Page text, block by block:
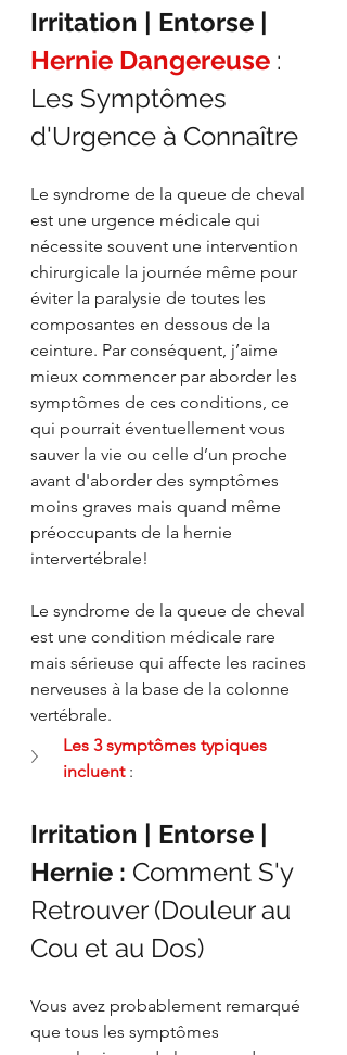
Irritation | Entorse |
Hernie Dangereuse :
Les Symptômes
d'Urgence à Connaître
Le syndrome de la queue de cheval
est une urgence médicale qui
nécessite souvent une intervention
chirurgicale la journée même pour
éviter la paralysie de toutes les
composantes en dessous de la
ceinture. Par conséquent, j’aime
mieux commencer par aborder les
symptômes de ces conditions, ce
qui pourrait éventuellement vous
sauver la vie ou celle d’un proche
avant d'aborder des symptômes
moins graves mais quand même
préoccupants de la hernie
intervertébrale!
Le syndrome de la queue de cheval
est une condition médicale rare
mais sérieuse qui affecte les racines
nerveuses à la base de la colonne
vertébrale.
Les 3 symptômes typiques
incluent :
Irritation | Entorse |
Hernie : Comment S'y
Retrouver (Douleur au
Cou et au Dos)
Vous avez probablement remarqué
que tous les symptômes